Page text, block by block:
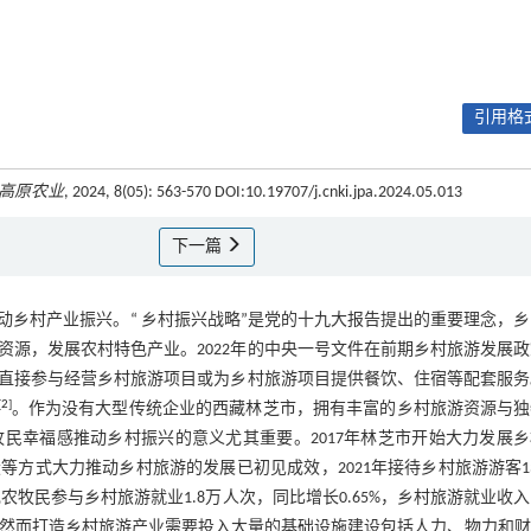
引用格
原农业, 2024, 8(05): 563-570 DOI:10.19707/j.cnki.jpa.2024.05.013
下一篇
村产业振兴。“ 乡村振兴战略”是党的十九大报告提出的重要理念，
，发展农村特色产业。2022年的中央一号文件在前期乡村旅游发展
参与经营乡村旅游项目或为乡村旅游项目提供餐饮、住宿等配套服
2]。作为没有大型传统企业的西藏林芝市，拥有丰富的乡村旅游资源与
幸福感推动乡村振兴的意义尤其重要。2017年林芝市开始大力发展
式大力推动乡村旅游的发展已初见成效，2021年接待乡村旅游游客
牧民参与乡村旅游就业1.8万人次，同比增长0.65%，乡村旅游就业收入